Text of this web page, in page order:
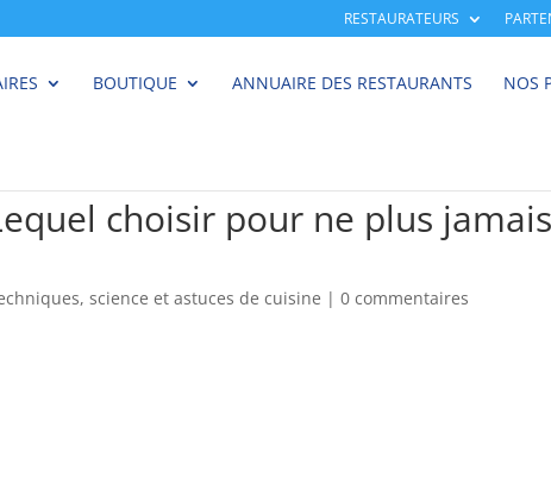
RESTAURATEURS
BOUTIQUE ANNUAIRE DES RESTAURANTS NOS
choisir pour ne plus
science et astuces de cuisine |0 commentaires